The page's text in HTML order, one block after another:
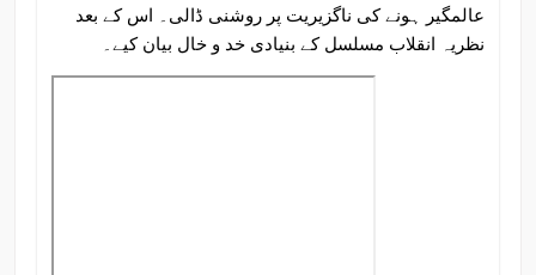
عالمگیر ہونے کی ناگزیریت پر روشنی ڈالی۔ اس کے بعد
نظریہ انقلاب مسلسل کے بنیادی خد و خال بیان کیے۔